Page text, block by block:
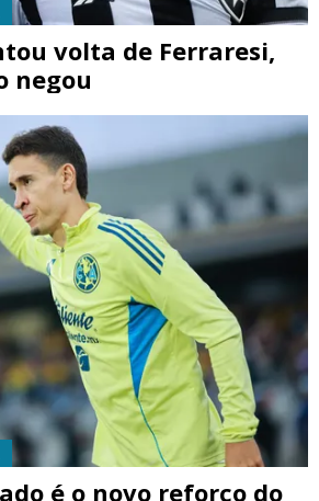
volta de Ferraresi,
negou
é o novo reforço do